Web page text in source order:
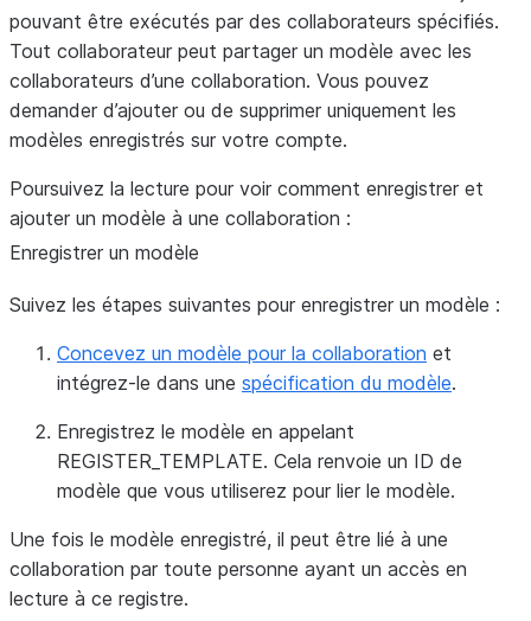
pouvant être exécutés par des collaborateurs spécifiés.
Tout collaborateur peut partager un modèle avec les
collaborateurs d’une collaboration. Vous pouvez
demander d’ajouter ou de supprimer uniquement les
modèles enregistrés sur votre compte.
Poursuivez la lecture pour voir comment enregistrer et
ajouter un modèle à une collaboration :
Enregistrer un modèle
Suivez les étapes suivantes pour enregistrer un modèle :
Concevez un modèle pour la collaboration et
intégrez-le dans une spécification du modèle.
Enregistrez le modèle en appelant
REGISTER_TEMPLATE. Cela renvoie un ID de
modèle que vous utiliserez pour lier le modèle.
Une fois le modèle enregistré, il peut être lié à une
collaboration par toute personne ayant un accès en
lecture à ce registre.